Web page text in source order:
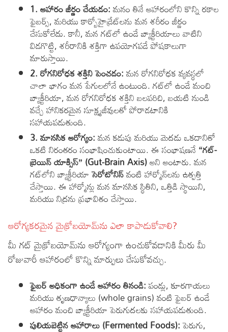
1. ఆహారం జీర్ణం చేయడం:మనం తినే ఆహారంలోని కొన్ని రకాల
ఫైబర్స్, మరియు కార్బోహైడ్రేట్‌లను మన శరీరం జీర్ణం
చేసుకోలేదు. కానీ, మన గట్‌లో ఉండే బ్యాక్టీరియాలు వాటిని
విడగొట్టి, శరీరానికి శక్తిగా ఉపయోగపడే పోషకాలుగా
మారుస్తాయి.
2. రోగనిరోధక శక్తిని పెంచడం:మన రోగనిరోధక వ్యవస్థలో
చాలా భాగం మన పేగులలోనే ఉంటుంది. గట్‌లో ఉండే మంచి
బ్యాక్టీరియా, మన రోగనిరోధక శక్తిని బలపరిచి, బయటి నుండి
వచ్చే హానికరమైన సూక్ష్మజీవులతో పోరాడటానికి
సహాయపడుతుంది.
3. మానసిక ఆరోగ్యం:మన కడుపు మరియు మెదడు ఒకదానితో
ఒకటి నిరంతరం సంభాషించుకుంటాయి. ఈ సంభాషణనే “గట్-
బ్రెయిన్ యాక్సిస్” (Gut-Brain Axis)అని అంటారు. మన
గట్‌లోని బ్యాక్టీరియాసెరోటోనిన్వంటి హార్మోన్‌లను ఉత్పత్తి
చేస్తాయి. ఈ హార్మోన్లు మన మానసిక స్థితిని, ఒత్తిడి స్థాయిని,
మరియు నిద్రను ప్రభావితం చేస్తాయి.
ఆరోగ్యకరమైన మైక్రోబయోమ్‌ను ఎలా కాపాడుకోవాలి?
మీ గట్ మైక్రోబయోమ్‌ను ఆరోగ్యంగా ఉంచుకోవడానికి మీరు మీ
రోజువారీ ఆహారంలో కొన్ని మార్పులు చేసుకోవచ్చు.
ఫైబర్ అధికంగా ఉండే ఆహారం తినండి:పండ్లు, కూరగాయలు
మరియు తృణధాన్యాలు (whole grains) వంటి ఫైబర్ ఉండే
ఆహారం మంచి బ్యాక్టీరియా పెరుగుదలకు సహాయపడుతుంది.
పులియబెట్టిన ఆహారాలు (Fermented Foods):పెరుగు,